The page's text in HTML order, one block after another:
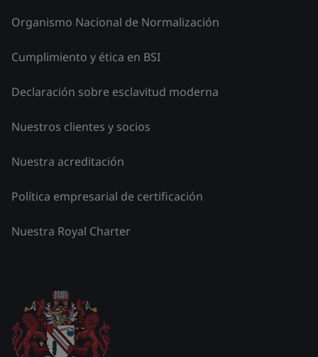
Organismo Nacional de Normalización
Cumplimiento y ética en BSI
Declaración sobre esclavitud moderna
Nuestros clientes y socios
Nuestra acreditación
Política empresarial de certificación
Nuestra Royal Charter